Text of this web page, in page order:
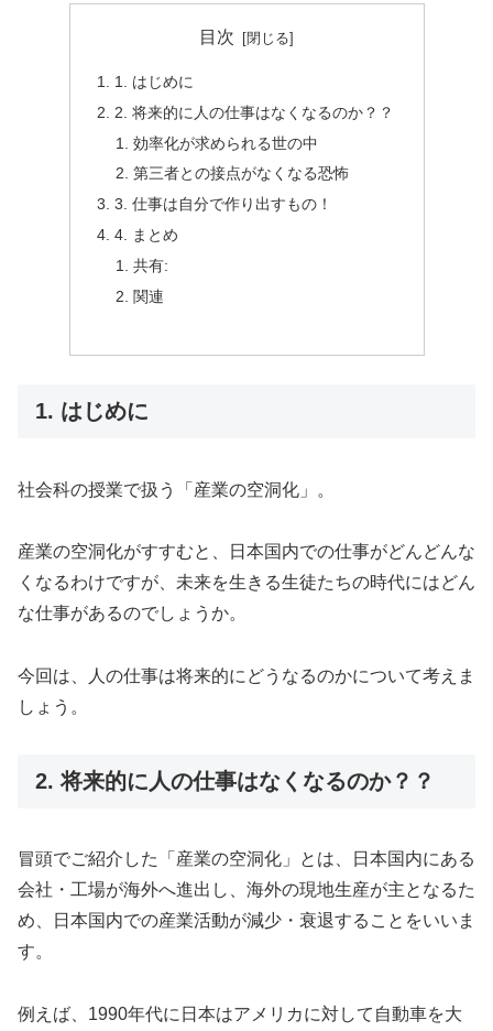
目次
1. はじめに
2. 将来的に人の仕事はなくなるのか？？
効率化が求められる世の中
第三者との接点がなくなる恐怖
3. 仕事は自分で作り出すもの！
4. まとめ
共有:
関連
1. はじめに
社会科の授業で扱う「産業の空洞化」。
産業の空洞化がすすむと、日本国内での仕事がどんどんな
くなるわけですが、未来を生きる生徒たちの時代にはどん
な仕事があるのでしょうか。
今回は、人の仕事は将来的にどうなるのかについて考えま
しょう。
2. 将来的に人の仕事はなくなるのか？？
冒頭でご紹介した「産業の空洞化」とは、日本国内にある
会社・工場が海外へ進出し、海外の現地生産が主となるた
め、日本国内での産業活動が減少・衰退することをいいま
す。
例えば、1990年代に日本はアメリカに対して自動車を大